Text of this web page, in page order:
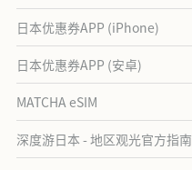
日本优惠券APP (iPhone)
日本优惠券APP (安卓)
MATCHA eSIM
深度游日本 - 地区观光官方指南